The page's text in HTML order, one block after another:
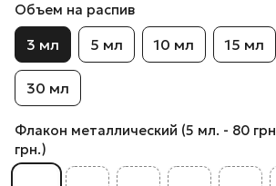
Объем на распив
3 мл 5 мл 10 мл 15 мл
30 мл
Флакон металлический (5 мл. - 80
грн.)